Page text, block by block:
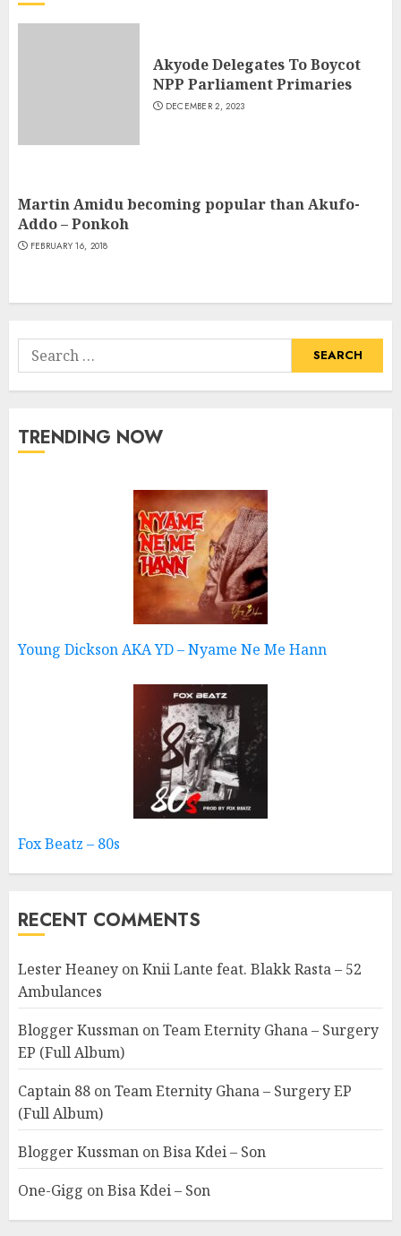
Akyode Delegates To Boycot
NPP Parliament Primaries
DECEMBER 2, 2023
Martin Amidu becoming popular than Akufo-
Addo – Ponkoh
FEBRUARY 16, 2018
Search
for:
TRENDING NOW
Young Dickson AKA YD – Nyame Ne Me Hann
Fox Beatz – 80s
RECENT COMMENTS
Lester Heaney onKnii Lante feat. Blakk Rasta – 52
Ambulances
Blogger Kussman onTeam Eternity Ghana – Surgery
EP (Full Album)
Captain 88 onTeam Eternity Ghana – Surgery EP
(Full Album)
Blogger Kussman onBisa Kdei – Son
One-Gigg onBisa Kdei – Son